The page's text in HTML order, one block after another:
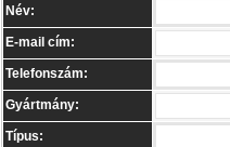
Név:
E-mail cím:
Telefonszám:
Gyártmány:
Típus: